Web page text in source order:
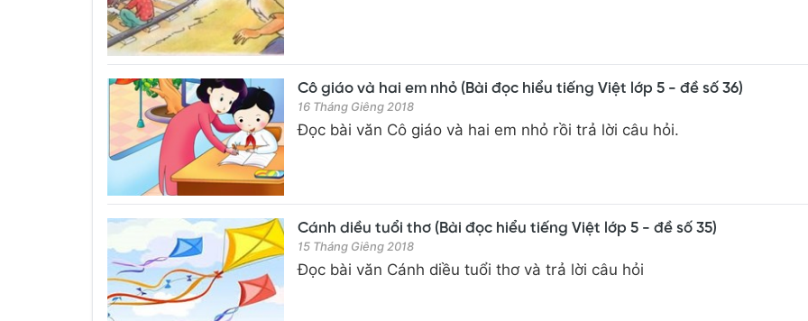
Cô giáo và hai em nhỏ (Bài đọc hiểu tiếng Việt lớp 5 - đề số 36)
16 Tháng Giêng 2018
Đọc bài văn Cô giáo và hai em nhỏ rồi trả lời câu hỏi.
Cánh diều tuổi thơ (Bài đọc hiểu tiếng Việt lớp 5 - đề số 35)
15 Tháng Giêng 2018
Đọc bài văn Cánh diều tuổi thơ và trả lời câu hỏi